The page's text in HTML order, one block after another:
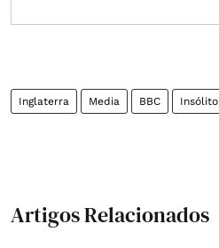
Inglaterra Media BBC Insólito
Artigos Relacionados